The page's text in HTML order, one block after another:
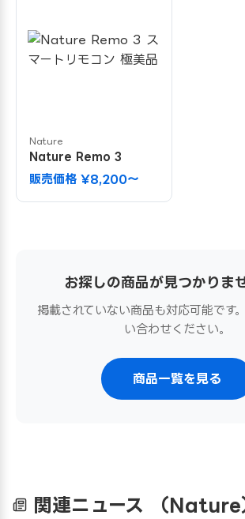
Nature
Nature Remo 3
販売価格 ¥8,200〜
お探しの商品が見つかりま
掲載されていない商品も対応可能です
い合わせください。
商品一覧を見る
関連ニュース （Nature